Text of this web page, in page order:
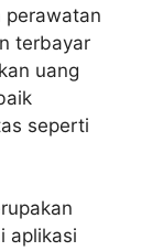
perawatan
terbayar
uang
seperti
aplikasi